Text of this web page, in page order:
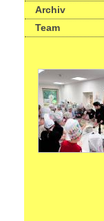
Archiv
Team